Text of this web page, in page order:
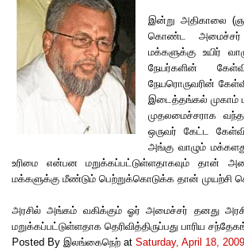
இன்று அதிகாலை
கொண்ட அமைச்சர்
மக்களுக்கு உயிர்
நேயர்களின்
நேயரொருவரின்
இடைத்தங்கல் முகாம்
முதலமைச்சராக
ஒருவர் கேட்ட
அங்கு வாழும்
உரிமை என்பன மறுக்கப்பட்டுள்ளதாகவும் தான்
மக்களுக்கு மீண்டும் பெற்றுக்கொடுக்க தான் முயற்சி
அரசில் அங்கம் வகிக்கும் ஓர் அமைச்சர் தனது
மறுக்கப்பட்டுள்ளதாக தெரிவித்திருப்பது பாரிய
Posted By இலங்கைநெற் at Saturday, April 18, 2009